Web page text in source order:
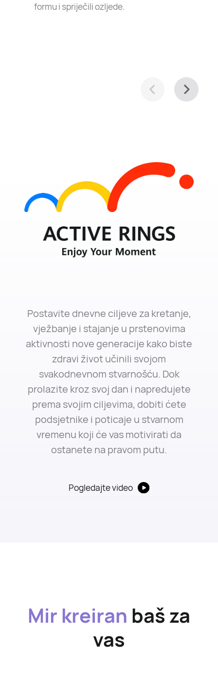
formu i spriječili ozljede.
Postavite dnevne ciljeve za kretanje,
vježbanje i stajanje u prstenovima
aktivnosti nove generacije kako biste
zdravi život učinili svojom
svakodnevnom stvarnošću. Dok
prolazite kroz svoj dan i napredujete
prema svojim ciljevima, dobiti ćete
podsjetnike i poticaje u stvarnom
vremenu koji će vas motivirati da
ostanete na pravom putu.
Pogledajte video
Mir kreiran baš za
vas